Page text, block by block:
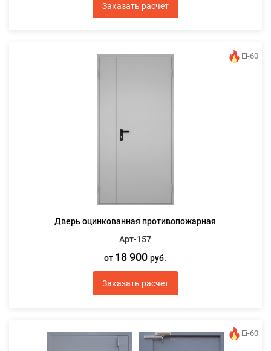
Заказать расчет
Ei-60
Дверь оцинкованная противопожарная
Арт-157
от 18 900руб.
Заказать расчет
Ei-60